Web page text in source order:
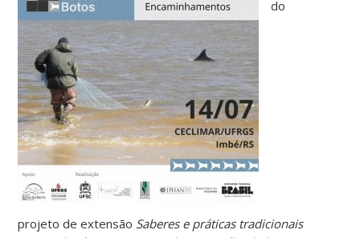
do
projeto de extensão Saberes e práticas tradicionais